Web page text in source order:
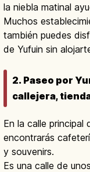
la niebla matinal
Muchos
también puedes
de Yufuin sin
2. Paseo por
callejera,
En la calle principal
encontrarás
y souvenirs.
Es una calle de